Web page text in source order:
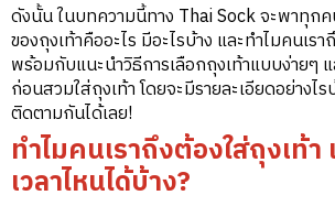
ดังนั้น ในบทความนี้ทาง Thai Sock จะพาทุก
ของถุงเท้าคืออะไร มีอะไรบ้าง และทำไมคนเรา
พร้อมกับแนะนำวิธีการเลือกถุงเท้าแบบง่ายๆ
ก่อนสวมใส่ถุงเท้า โดยจะมีรายละเอียดอย่างไ
ติดตามกันได้เลย!
ทำไมคนเราถึงต้องใส่ถุงเท้า
เวลาไหนได้บ้าง?